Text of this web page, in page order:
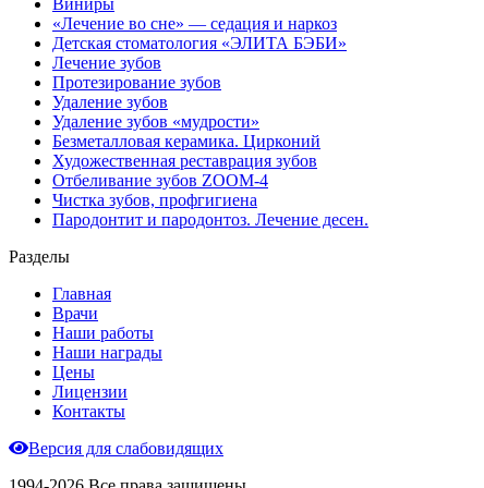
«Лечение во сне» — седация и наркоз
Детская стоматология «ЭЛИТА БЭБИ»
Лечение зубов
Протезирование зубов
Удаление зубов
Удаление зубов «мудрости»
Безметалловая керамика. Цирконий
Художественная реставрация зубов
Отбеливание зубов ZOOM-4
Чистка зубов, профгигиена
Пародонтит и пародонтоз. Лечение десен.
Разделы
Главная
Врачи
Наши работы
Наши награды
Цены
Лицензии
Контакты
Версия для слабовидящих